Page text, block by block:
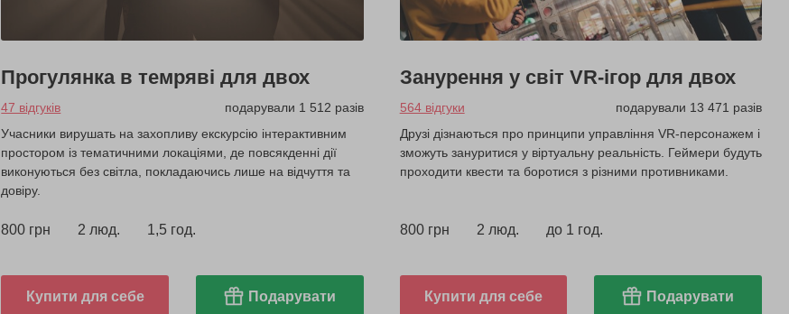
Прогулянка в темряві для двох
47 відгуків
подарували 1 512 разів
Учасники вирушать на захопливу екскурсію інтерактивним
простором із тематичними локаціями, де повсякденні дії
виконуються без світла, покладаючись лише на відчуття та
довіру.
800 грн 2 люд. 1,5 год.
Купити для себе Подарувати
Занурення у світ VR-ігор для двох
564 відгуки
подарували 13 471 разів
Друзі дізнаються про принципи управління VR-персонажем і
зможуть зануритися у віртуальну реальність. Геймери будуть
проходити квести та боротися з різними противниками.
800 грн 2 люд. до 1 год.
Купити для себе Подарувати